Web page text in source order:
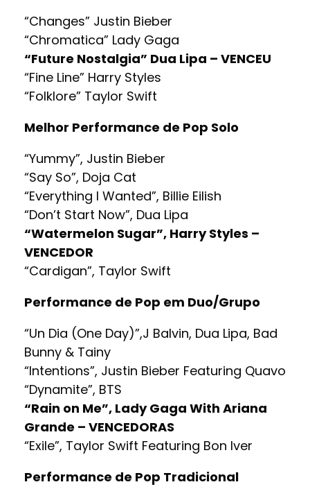
“Changes” Justin Bieber
“Chromatica” Lady Gaga
“Future Nostalgia” Dua Lipa – VENCEU
“Fine Line” Harry Styles
“Folklore” Taylor Swift
Melhor Performance de Pop Solo
“Yummy”, Justin Bieber
“Say So”, Doja Cat
“Everything I Wanted”, Billie Eilish
“Don’t Start Now”, Dua Lipa
“Watermelon Sugar”, Harry Styles –
VENCEDOR
“Cardigan”, Taylor Swift
Performance de Pop em Duo/Grupo
“Un Dia (One Day)”,J Balvin, Dua Lipa, Bad
Bunny & Tainy
“Intentions”, Justin Bieber Featuring Quavo
“Dynamite”, BTS
“Rain on Me”, Lady Gaga With Ariana
Grande – VENCEDORAS
“Exile”, Taylor Swift Featuring Bon Iver
Performance de Pop Tradicional